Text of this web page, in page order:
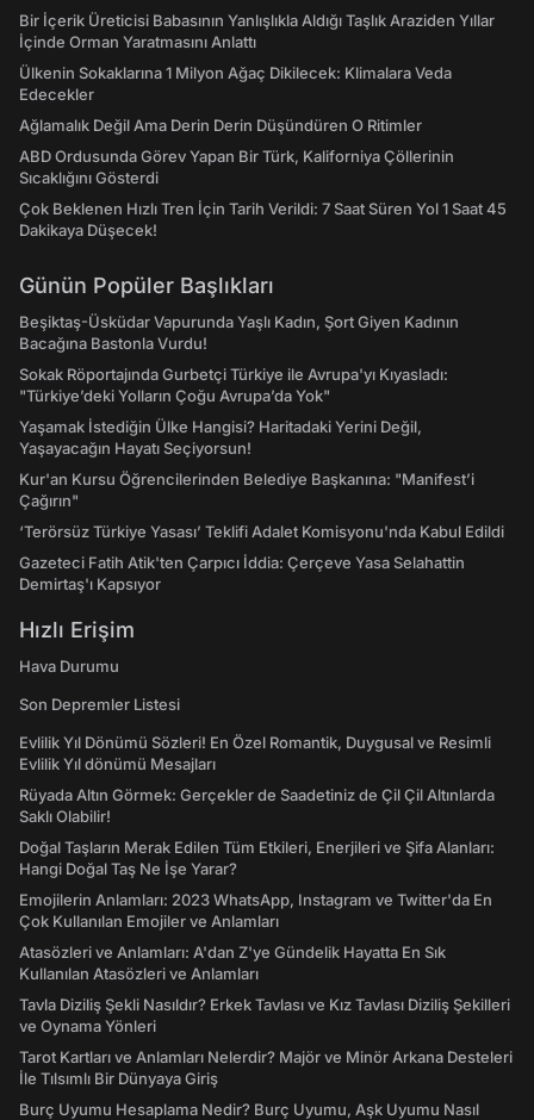
Bir İçerik Üreticisi Babasının Yanlışlıkla Aldığı Taşlık Araziden Yıllar
İçinde Orman Yaratmasını Anlattı
Ülkenin Sokaklarına 1 Milyon Ağaç Dikilecek: Klimalara Veda
Edecekler
Ağlamalık Değil Ama Derin Derin Düşündüren O Ritimler
ABD Ordusunda Görev Yapan Bir Türk, Kaliforniya Çöllerinin
Sıcaklığını Gösterdi
Çok Beklenen Hızlı Tren İçin Tarih Verildi: 7 Saat Süren Yol 1 Saat 45
Dakikaya Düşecek!
Günün Popüler Başlıkları
Beşiktaş-Üsküdar Vapurunda Yaşlı Kadın, Şort Giyen Kadının
Bacağına Bastonla Vurdu!
Sokak Röportajında Gurbetçi Türkiye ile Avrupa'yı Kıyasladı:
"Türkiye’deki Yolların Çoğu Avrupa’da Yok"
Yaşamak İstediğin Ülke Hangisi? Haritadaki Yerini Değil,
Yaşayacağın Hayatı Seçiyorsun!
Kur'an Kursu Öğrencilerinden Belediye Başkanına: "Manifest’i
Çağırın"
‘Terörsüz Türkiye Yasası’ Teklifi Adalet Komisyonu'nda Kabul Edildi
Gazeteci Fatih Atik'ten Çarpıcı İddia: Çerçeve Yasa Selahattin
Demirtaş'ı Kapsıyor
Hızlı Erişim
Hava Durumu
Son Depremler Listesi
Evlilik Yıl Dönümü Sözleri! En Özel Romantik, Duygusal ve Resimli
Evlilik Yıl dönümü Mesajları
Rüyada Altın Görmek: Gerçekler de Saadetiniz de Çil Çil Altınlarda
Saklı Olabilir!
Doğal Taşların Merak Edilen Tüm Etkileri, Enerjileri ve Şifa Alanları:
Hangi Doğal Taş Ne İşe Yarar?
Emojilerin Anlamları: 2023 WhatsApp, Instagram ve Twitter'da En
Çok Kullanılan Emojiler ve Anlamları
Atasözleri ve Anlamları: A'dan Z'ye Gündelik Hayatta En Sık
Kullanılan Atasözleri ve Anlamları
Tavla Diziliş Şekli Nasıldır? Erkek Tavlası ve Kız Tavlası Diziliş Şekilleri
ve Oynama Yönleri
Tarot Kartları ve Anlamları Nelerdir? Majör ve Minör Arkana Desteleri
İle Tılsımlı Bir Dünyaya Giriş
Burç Uyumu Hesaplama Nedir? Burç Uyumu, Aşk Uyumu Nasıl